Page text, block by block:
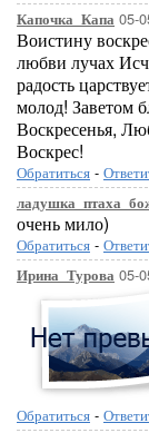
Капочка_Капа 05-
Воистину
любви лучах
радость
молод! Заветом
Воскресенья,
Воскрес!
Обратиться -
очень мило)
Обратиться -
Ирина_Турова 05-
Обратиться -